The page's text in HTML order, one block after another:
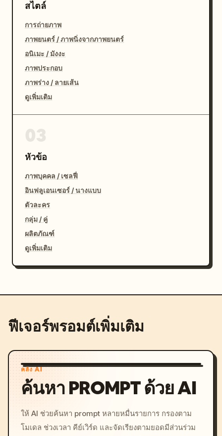
สไตล์
การถ่ายภาพ
ภาพยนตร์ / ภาพนิ่งจากภาพยนตร์
อนิเมะ / มังงะ
ภาพประกอบ
ภาพร่าง / ลายเส้น
ดูเพิ่มเติม
หัวข้อ
ภาพบุคคล / เซลฟี่
อินฟลูเอนเซอร์ / นางแบบ
ตัวละคร
กลุ่ม / คู่
ผลิตภัณฑ์
ดูเพิ่มเติม
ฟีเจอร์พรอมต์เพิ่มเติม
คลัง AI
ค้นหา PROMPT ด้วย AI
ให้ AI ช่วยค้นหา prompt หลายหมื่นรายการ กรองตาม
โมเดล ช่วงเวลา คีย์เวิร์ด และจัดเรียงตามยอดมีส่วนร่วม